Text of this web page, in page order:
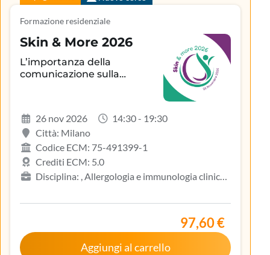
Formazione residenziale
Skin & More 2026
L’importanza della
comunicazione sulla
dermatologica
26 nov 2026
14:30 - 19:30
Città: Milano
Codice ECM: 75-491399-1
Crediti ECM: 5.0
Disciplina: , Allergologia e immunologia clinica,
Medicina del lavoro e sicurezza degli ambienti di
lavoro, Medicina generale (medici di famiglia)
97,60 €
Aggiungi al carrello